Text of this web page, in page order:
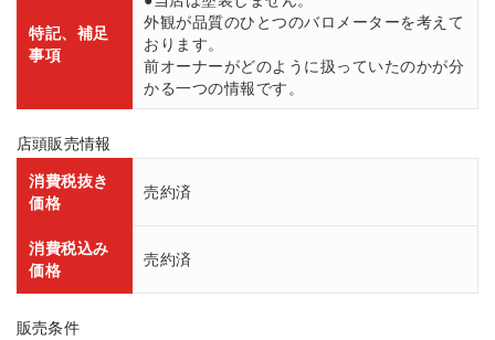
特記、補足
事項
外観が品質のひとつのバロメーターを考えて
おります。
前オーナーがどのように扱っていたのかが分
かる一つの情報です。
店頭販売情報
消費税抜き
価格
売約済
消費税込み
価格
売約済
販売条件